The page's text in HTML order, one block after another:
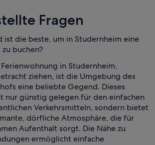
Fragen
ist die beste, um in Studernheim eine
buchen?
in Studernheim,
ziehen, ist die Umgebung des
eine beliebte Gegend. Dieses
nur günstig gelegen für den einfachen
Verkehrsmitteln, sondern bietet
dörfliche Atmosphäre, die für
Aufenthalt sorgt. Die Nähe zu
ermöglicht einfache